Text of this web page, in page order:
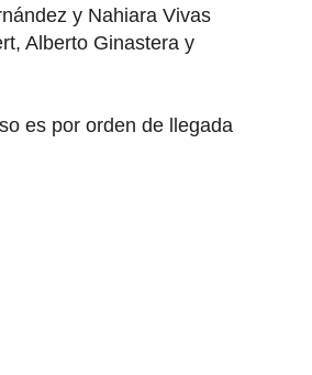
y Nahiara Vivas
Alberto Ginastera y
es por orden de llegada